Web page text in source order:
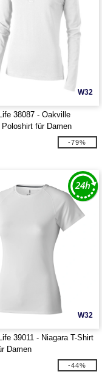
W32
38087 - Oakville
Poloshirt für Damen
-79%
W32
39011 - Niagara T-Shirt
Damen
-44%